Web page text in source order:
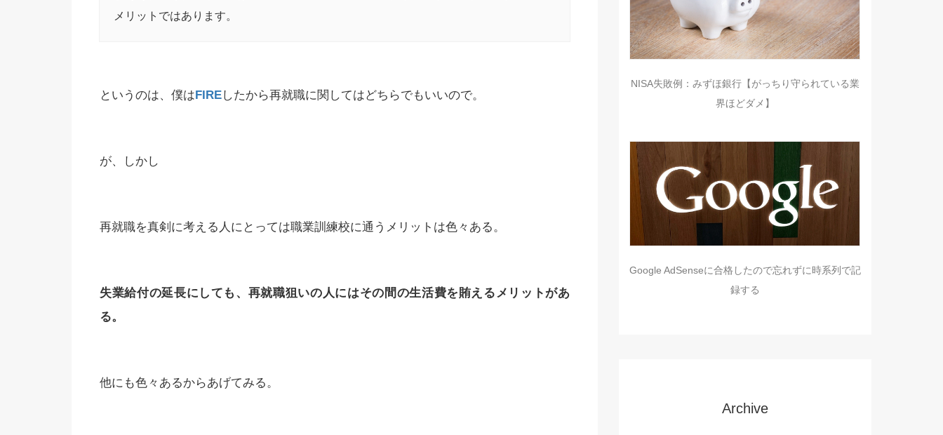
メリットではあります。
というのは、僕はFIREしたから再就職に関してはどちらでもいいので。
が、しかし
再就職を真剣に考える人にとっては職業訓練校に通うメリットは色々ある。
失業給付の延長にしても、再就職狙いの人にはその間の生活費を賄えるメリットがあ
る。
他にも色々あるからあげてみる。
NISA失敗例：みずほ銀行【がっちり守られている業
界ほどダメ】
Google AdSenseに合格したので忘れずに時系列で記
録する
Archive